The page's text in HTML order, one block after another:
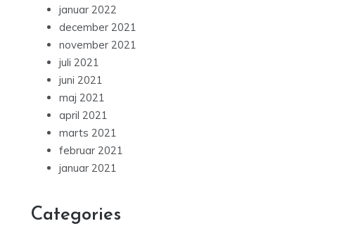
januar 2022
december 2021
november 2021
juli 2021
juni 2021
maj 2021
april 2021
marts 2021
februar 2021
januar 2021
Categories